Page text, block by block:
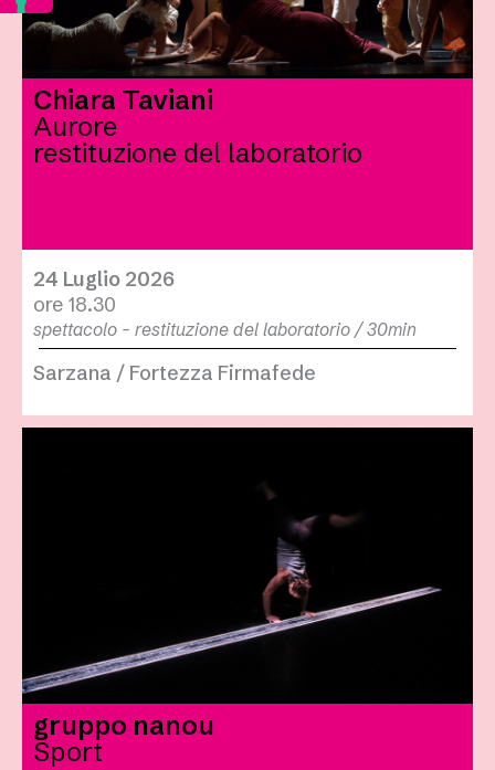
Chiara Taviani
Aurore
restituzione del laboratorio
24 Luglio 2026
ore 18.30
spettacolo - restituzione del laboratorio / 30min
Sarzana / Fortezza Firmafede
gruppo nanou
Sport